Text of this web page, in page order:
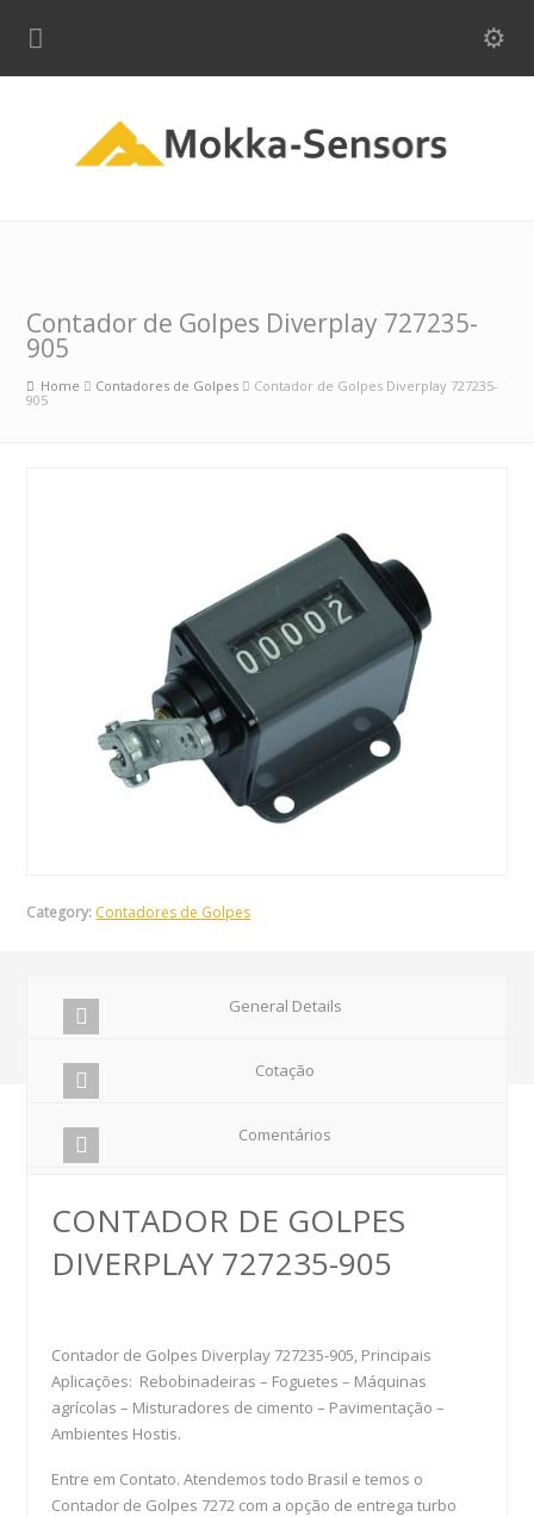
Contador de Golpes Diverplay 727235-
905
Home Contadores de Golpes
Contador de Golpes Diverplay 727235-
905
Category: Contadores de Golpes
General Details
Cotação
Comentários
CONTADOR DE GOLPES
DIVERPLAY 727235-905
Contador de Golpes Diverplay 727235-905, Principais
Aplicações: Rebobinadeiras – Foguetes – Máquinas
agrícolas – Misturadores de cimento – Pavimentação –
Ambientes Hostis.
Entre em Contato. Atendemos todo Brasil e temos o
Contador de Golpes 7272 com a opção de entrega turbo